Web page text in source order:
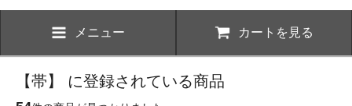
メニュー カートを見る
【帯】 に登録されている商品